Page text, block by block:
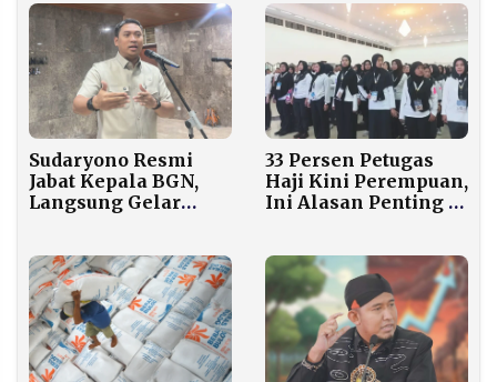
dan Ketakutan
Privasi
Sudaryono Resmi
Jabat Kepala BGN,
Langsung Gelar
33 Persen Petugas
Haji Kini Perempuan,
Ini Alasan Penting di